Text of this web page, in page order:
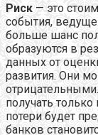
Риск — это
события,
больше шанс
образуются в
данных от
развития. Они
получать
потери будет
банков